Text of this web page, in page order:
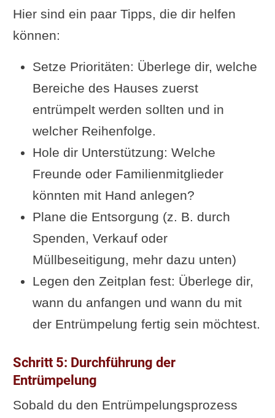
Hier sind ein paar Tipps, die dir helfen
können:
Setze Prioritäten: Überlege dir, welche
Bereiche des Hauses zuerst
entrümpelt werden sollten und in
welcher Reihenfolge.
Hole dir Unterstützung: Welche
Freunde oder Familienmitglieder
könnten mit Hand anlegen?
Plane die Entsorgung (z. B. durch
Spenden, Verkauf oder
Müllbeseitigung, mehr dazu unten)
Legen den Zeitplan fest: Überlege dir,
wann du anfangen und wann du mit
der Entrümpelung fertig sein möchtest.
Schritt 5: Durchführung der
Entrümpelung
Sobald du den Entrümpelungsprozess